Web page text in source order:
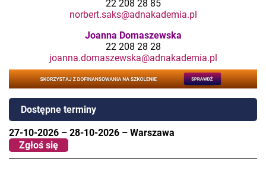
22 208 28 85
norbert.saks@adnakademia.pl
Joanna Domaszewska
22 208 28 28
joanna.domaszewska@adnakademia.pl
Dostępne terminy
27-10-2026 – 28-10-2026 – Warszawa
Zgłoś się